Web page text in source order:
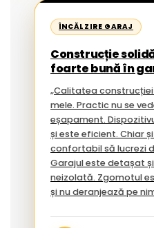
ÎNCĂLZIRE GARAJ
Construcție
foarte bună în
„Calitatea
mele. Practic nu se vede fum din țeava de
eșapament.
și este eficient. Chiar
confortabil să lucrezi doar cu un hanorac.
Garajul este detașat
neizolată. Zgomotul
și nu